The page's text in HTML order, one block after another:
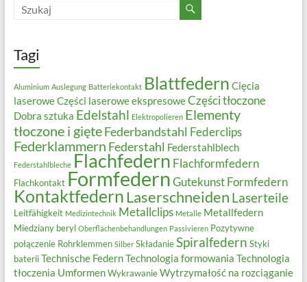
Tagi
Aluminium Auslegung Batteriekontakt Blattfedern Cięcia
laseroweCzęści laserowe ekspresoweCzęści tłoczone
Dobra sztuka Edelstahl Elektropolieren Elementy
tłoczone i gięteFederbandstahl Federclips
Federklammern Federstahl Federstahlblech
Federstahlbleche Flachfedern Flachformfedern
Flachkontakt FormfedernGutekunst Formfedern
Kontaktfedern Laserschneiden Laserteile
Leitfähigkeit Medizintechnik Metallclips Metalle Metallfedern
Miedziany beryl Oberflächenbehandlungen Passivieren Pozytywne
połączenie Rohrklemmen Silber Składanie Spiralfedern Styki
baterii Technische FedernTechnologia formowania Technologia
tłoczenia Umformen Wykrawanie Wytrzymałość na rozciąganie